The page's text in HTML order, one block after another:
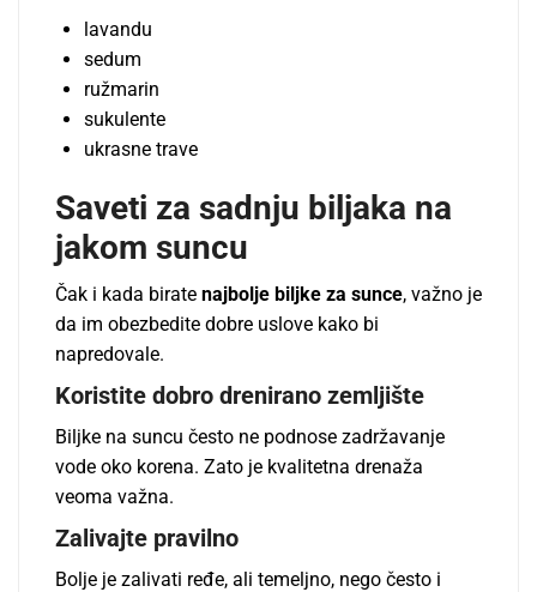
lavandu
sedum
ružmarin
sukulente
ukrasne trave
Saveti za sadnju biljaka na
jakom suncu
Čak i kada birate najbolje biljke za sunce, važno je
da im obezbedite dobre uslove kako bi
napredovale.
Koristite dobro drenirano zemljište
Biljke na suncu često ne podnose zadržavanje
vode oko korena. Zato je kvalitetna drenaža
veoma važna.
Zalivajte pravilno
Bolje je zalivati ređe, ali temeljno, nego često i